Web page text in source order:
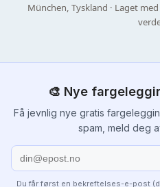
München, Tyskland · Laget
🎨 Nye
Få jevnlig nye gratis
spam, meld deg
Du får først en bekreftelses-e-post